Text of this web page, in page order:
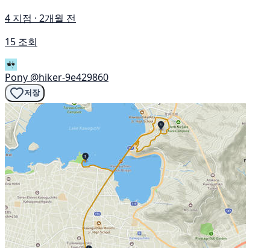
4 지점 · 2개월 전
15 조회
Pony @hiker-9e429860
저장